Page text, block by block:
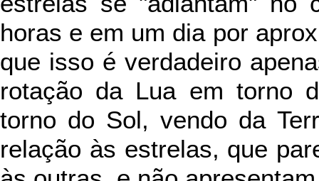
horas e em um dia por
que isso é verdadeiro
rotação da Lua em torno
torno do Sol, vendo da
relação às estrelas, que